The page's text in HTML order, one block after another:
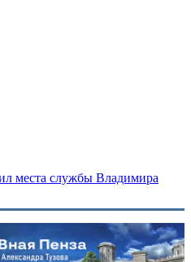
места службы Владимира